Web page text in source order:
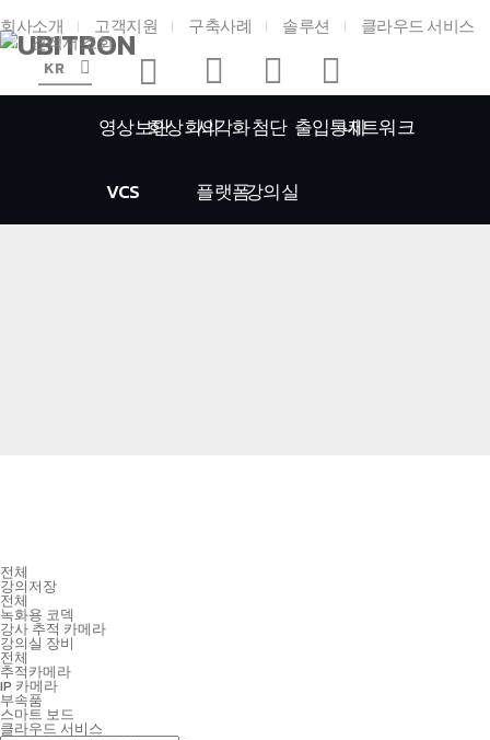
회사소개 고객지원 구축사례 솔루션 클라우드 서비스
견적서 조회
KR
영상보안화상회의시각화
플랫폼
첨단
강의실
출입통제네트워크
VCS
전체
강의저장
전체
녹화용 코덱
강사 추적 카메라
강의실 장비
전체
추적카메라
IP 카메라
부속품
스마트 보드
클라우드 서비스